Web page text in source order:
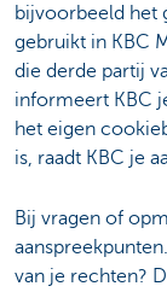
bijvoorbeeld het
gebruikt in KBC
die derde partij
informeert KBC
het eigen
is, raadt KBC je
Bij vragen of
van je rechten?